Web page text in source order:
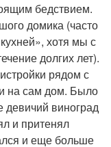
бедствием.
домика (часто
хотя мы с
долгих лет).
рядом с
на сам дом. Было
девичий виноград
и притенял
и еще больше